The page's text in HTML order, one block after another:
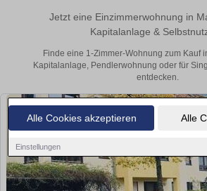
Alle Cookies akzeptieren Alle
Einstellungen
Jetzt eine Einzimmerwohnung in
Kapitalanlage &
Finde eine 1-Zimmer-Wohnung zum Kauf
Kapitalanlage, Pendlerwohnung oder für
entdecken.